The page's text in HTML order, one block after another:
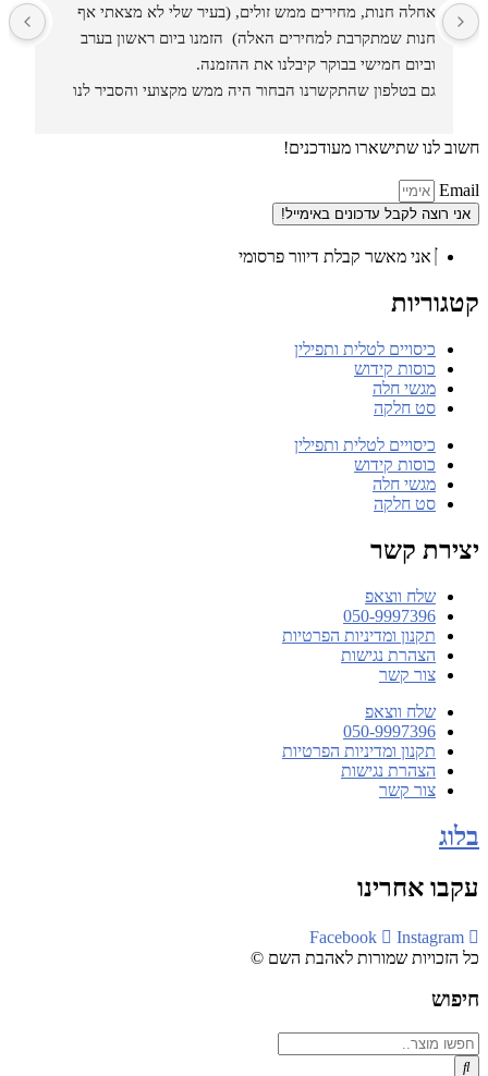
וביום חמישי בבוקר קיבלנו את ההזמנה.
חשוב לנו שתישארו מעודכנים!
Email
אני רוצה לקבל עדכונים באימייל!
אני מאשר קבלת דיוור פרסומי
קטגוריות
כיסויים לטלית ותפילין
כוסות קידוש
מגשי חלה
סט חלקה
כיסויים לטלית ותפילין
כוסות קידוש
מגשי חלה
סט חלקה
יצירת קשר
שלח ווצאפ
050-9997396
תקנון ומדיניות הפרטיות
הצהרת נגישות
צור קשר
שלח ווצאפ
050-9997396
תקנון ומדיניות הפרטיות
הצהרת נגישות
צור קשר
בלוג
עקבו אחרינו
Facebook
Instagram
כל הזכויות שמורות לאהבת השם ©​
חיפוש
Search
...